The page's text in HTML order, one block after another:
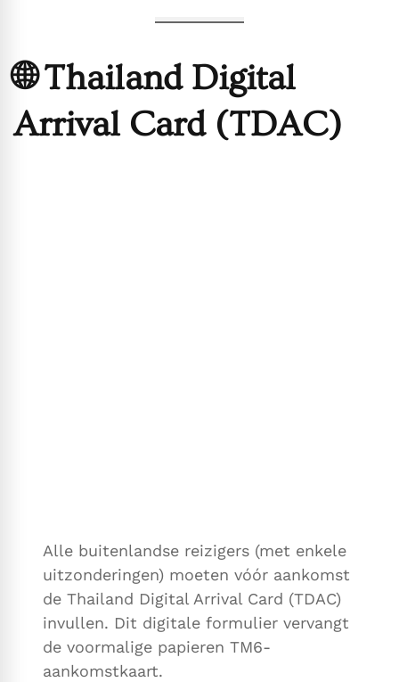
🌐 Thailand Digital
Arrival Card (TDAC)
Alle buitenlandse reizigers (met enkele
uitzonderingen) moeten vóór aankomst
de Thailand Digital Arrival Card (TDAC)
invullen. Dit digitale formulier vervangt
de voormalige papieren TM6-
aankomstkaart.